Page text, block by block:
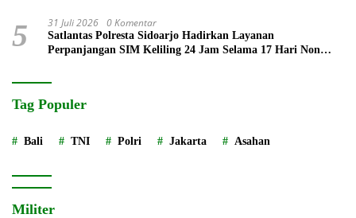
5 31 Juli 2026 0 Komentar
Satlantas Polresta Sidoarjo Hadirkan Layanan
Perpanjangan SIM Keliling 24 Jam Selama 17 Hari Non
Tag Populer
Bali TNI Polri Jakarta Asahan
Militer